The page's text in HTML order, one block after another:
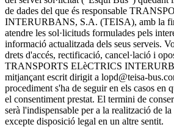
de dades del que és responsable
INTERURBANS, S.A. (TEISA), amb la
atendre les sol·licituds formulades pels
informació actualitzada dels seus serveis.
drets d'accés, rectificació, cancel·lació i
TRANSPORTS ELèCTRICS
mitjançant escrit dirigit a lopd@teisa-
procediment s'ha de seguir en els casos en
el consentiment prestat. El termini de
serà l'indispensable per a la realització de
excepte disposició legal en un altre sentit.